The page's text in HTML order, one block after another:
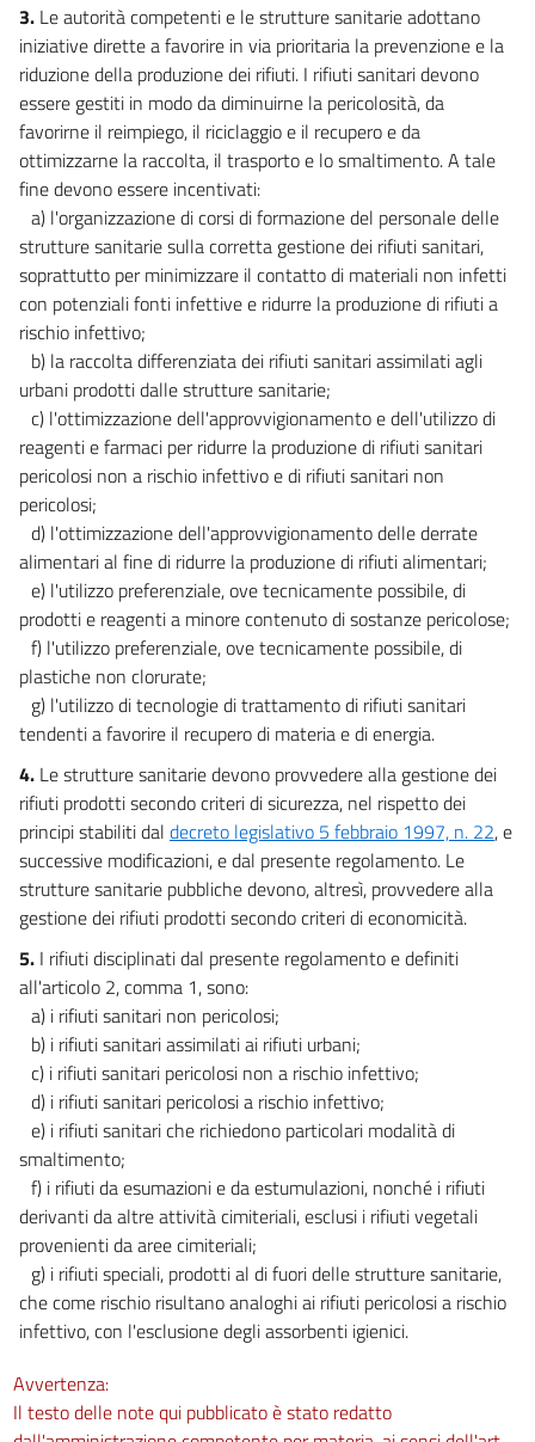
3. Le autorità competenti e le strutture sanitarie adottano
iniziative dirette a favorire in via prioritaria la prevenzione e la
riduzione della produzione dei rifiuti. I rifiuti sanitari devono
essere gestiti in modo da diminuirne la pericolosità, da
favorirne il reimpiego, il riciclaggio e il recupero e da
ottimizzarne la raccolta, il trasporto e lo smaltimento. A tale
fine devono essere incentivati:
a) l'organizzazione di corsi di formazione del personale delle
strutture sanitarie sulla corretta gestione dei rifiuti sanitari,
soprattutto per minimizzare il contatto di materiali non infetti
con potenziali fonti infettive e ridurre la produzione di rifiuti a
rischio infettivo;
b) la raccolta differenziata dei rifiuti sanitari assimilati agli
urbani prodotti dalle strutture sanitarie;
c) l'ottimizzazione dell'approvvigionamento e dell'utilizzo di
reagenti e farmaci per ridurre la produzione di rifiuti sanitari
pericolosi non a rischio infettivo e di rifiuti sanitari non
pericolosi;
d) l'ottimizzazione dell'approvvigionamento delle derrate
alimentari al fine di ridurre la produzione di rifiuti alimentari;
e) l'utilizzo preferenziale, ove tecnicamente possibile, di
prodotti e reagenti a minore contenuto di sostanze pericolose;
f) l'utilizzo preferenziale, ove tecnicamente possibile, di
plastiche non clorurate;
g) l'utilizzo di tecnologie di trattamento di rifiuti sanitari
tendenti a favorire il recupero di materia e di energia.
4. Le strutture sanitarie devono provvedere alla gestione dei
rifiuti prodotti secondo criteri di sicurezza, nel rispetto dei
principi stabiliti dal decreto legislativo 5 febbraio 1997, n. 22, e
successive modificazioni, e dal presente regolamento. Le
strutture sanitarie pubbliche devono, altresì, provvedere alla
gestione dei rifiuti prodotti secondo criteri di economicità.
5. I rifiuti disciplinati dal presente regolamento e definiti
all'articolo 2, comma 1, sono:
a) i rifiuti sanitari non pericolosi;
b) i rifiuti sanitari assimilati ai rifiuti urbani;
c) i rifiuti sanitari pericolosi non a rischio infettivo;
d) i rifiuti sanitari pericolosi a rischio infettivo;
e) i rifiuti sanitari che richiedono particolari modalità di
smaltimento;
f) i rifiuti da esumazioni e da estumulazioni, nonché i rifiuti
derivanti da altre attività cimiteriali, esclusi i rifiuti vegetali
provenienti da aree cimiteriali;
g) i rifiuti speciali, prodotti al di fuori delle strutture sanitarie,
che come rischio risultano analoghi ai rifiuti pericolosi a rischio
infettivo, con l'esclusione degli assorbenti igienici.
Avvertenza:
Il testo delle note qui pubblicato è stato redatto